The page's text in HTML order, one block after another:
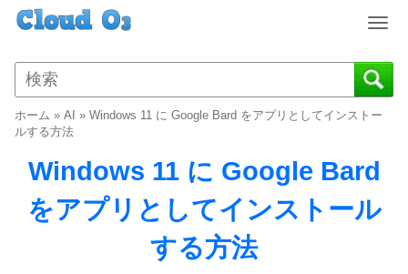
T
g
g
a
v
i
ホーム » AI » Windows 11 に Google Bard をアプリとしてインストー
ルする方法
Windows 11 に Google Bard
をアプリとしてインストール
する方法